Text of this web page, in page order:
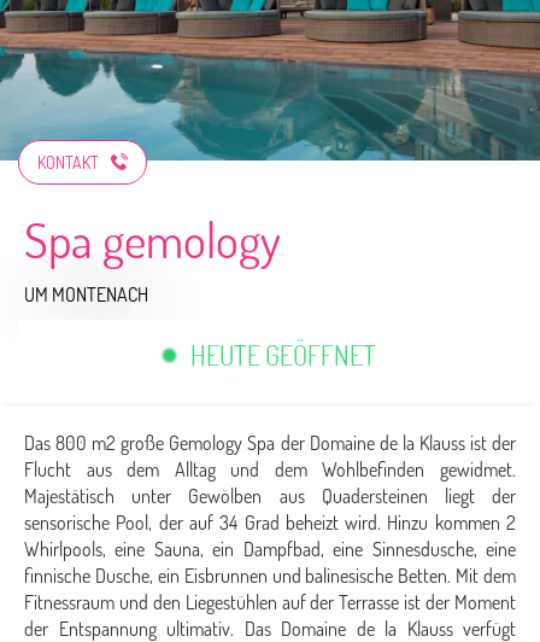
KONTAKT
Spa gemology
UM MONTENACH
HEUTE GEÖFFNET
Das 800 m2 große Gemology Spa der Domaine de la Klauss ist der
Flucht aus dem Alltag und dem Wohlbefinden gewidmet.
Majestätisch unter Gewölben aus Quadersteinen liegt der
sensorische Pool, der auf 34 Grad beheizt wird. Hinzu kommen 2
Whirlpools, eine Sauna, ein Dampfbad, eine Sinnesdusche, eine
finnische Dusche, ein Eisbrunnen und balinesische Betten. Mit dem
Fitnessraum und den Liegestühlen auf der Terrasse ist der Moment
der Entspannung ultimativ. Das Domaine de la Klauss verfügt